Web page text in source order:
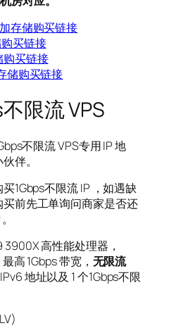
存储购买链接
买链接
买链接
储购买链接
限流 VPS
不限流 VPS专用 IP 地
伴。
1Gbps不限流 IP ，如遇缺
前先工单询问商家是否还
3900X 高性能处理器，
高 1Gbps 带宽， 无限流
地址以及 1 个1Gbps不限